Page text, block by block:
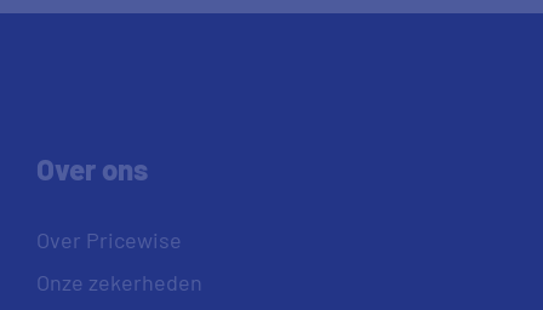
Over ons
Over Pricewise
Onze zekerheden